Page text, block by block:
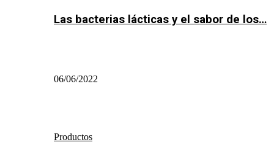
Las bacterias lácticas y el sabor de los…
06/06/2022
Productos